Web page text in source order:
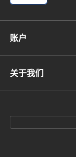
账户
关于我们